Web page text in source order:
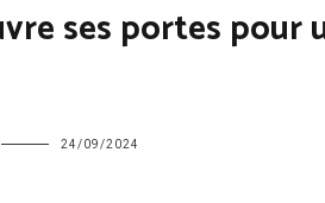
ses portes pour
24/09/2024